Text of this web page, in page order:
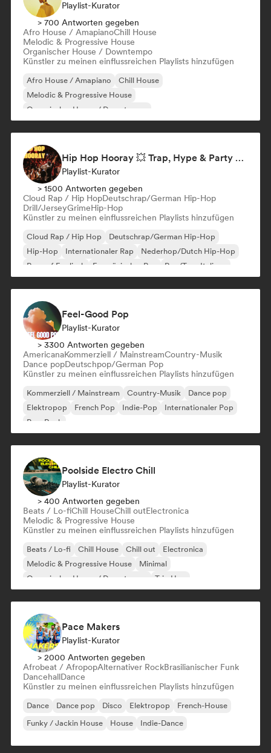
Playlist-Kurator
> 700 Antworten gegeben
Afro House / AmapianoChill House
Melodic & Progressive House
Organischer House / Downtempo
Künstler zu meinen einflussreichen Playlists hinzufügen
Afro House / Amapiano
Chill House
Melodic & Progressive House
Organischer House / Downtempo
Hip Hop Hooray 💥 Trap, Hype & Party Rap Bangers
Playlist-Kurator
> 1500 Antworten gegeben
Cloud Rap / Hip HopDeutschrap/German Hip-Hop
Drill/JerseyGrimeHip-Hop
Künstler zu meinen einflussreichen Playlists hinzufügen
Cloud Rap / Hip Hop
Deutschrap/German Hip-Hop
Hip-Hop
Internationaler Rap
Nederhop/Dutch Hip-Hop
Rap auf Englisch
Französischer Rap Rap/Trap Italiano
Feel-Good Pop
Playlist-Kurator
> 3300 Antworten gegeben
AmericanaKommerziell / MainstreamCountry-Musik
Dance popDeutschpop/German Pop
Künstler zu meinen einflussreichen Playlists hinzufügen
Kommerziell / Mainstream Country-Musik
Dance pop
Elektropop
French Pop Indie-Pop
Internationaler Pop
Pop-Rock
Poolside Electro Chill
Playlist-Kurator
> 400 Antworten gegeben
Beats / Lo-fiChill HouseChill outElectronica
Melodic & Progressive House
Künstler zu meinen einflussreichen Playlists hinzufügen
Beats / Lo-fi Chill House Chill out
Electronica
Melodic & Progressive House
Minimal
Organischer House / Downtempo
Trip Hop
Pace Makers
Playlist-Kurator
> 2000 Antworten gegeben
Afrobeat / AfropopAlternativer RockBrasilianischer Funk
DancehallDance
Künstler zu meinen einflussreichen Playlists hinzufügen
Dance Dance pop Disco Elektropop
French-House
Funky / Jackin House
House Indie-Dance